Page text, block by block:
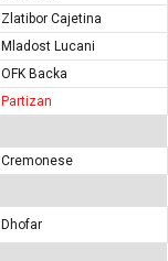
Zlatibor Cajetina
Mladost Lucani
OFK Backa
Partizan
Cremonese
Dhofar